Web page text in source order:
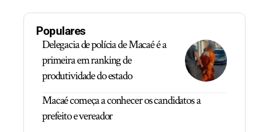
Populares
Delegacia de polícia de Macaé é a
primeira em ranking de
produtividade do estado
Macaé começa a conhecer os candidatos a
prefeito e vereador